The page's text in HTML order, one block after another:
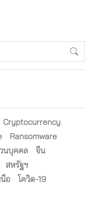
Cryptocurrency
Ransomware
นบุคคล
จีน
สหรัฐฯ
นือ โควิด-19